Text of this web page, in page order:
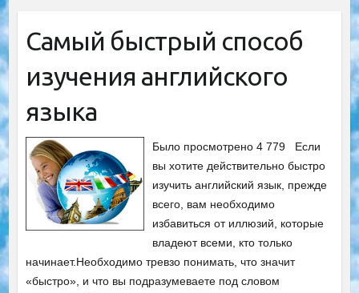
Самый быстрый способ
изучения английского
языка
Было просмотрено 4 779 Если
вы хотите действительно быстро
изучить английский язык, прежде
всего, вам необходимо
избавиться от иллюзий, которые
владеют всеми, кто только
начинает.Необходимо тревзо понимать, что значит
«быстро», и что вы подразумеваете под словом